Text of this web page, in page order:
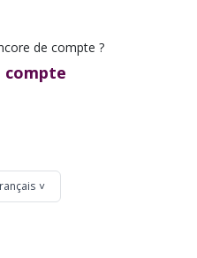
de compte ?
compte